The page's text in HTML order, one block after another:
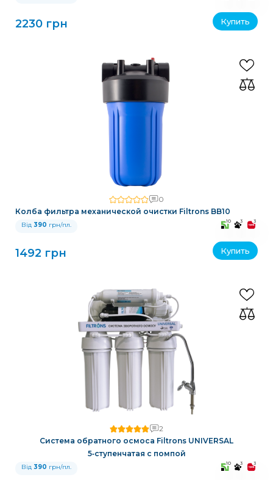
2230 грн Купить
0
Колба фильтра механической очистки Filtrons BB10
Від 390 грн/пл. 10 3 3
1492 грн Купить
2
Система обратного осмоса Filtrons UNIVERSAL
5‑ступенчатая с помпой
Від 390 грн/пл. 10 3 3